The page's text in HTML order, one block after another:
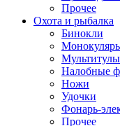
Прочее
Охота и рыбалка
Бинокли
Мультитулы
Налобные
Ножи
Удочки
Фонарь-
Прочее